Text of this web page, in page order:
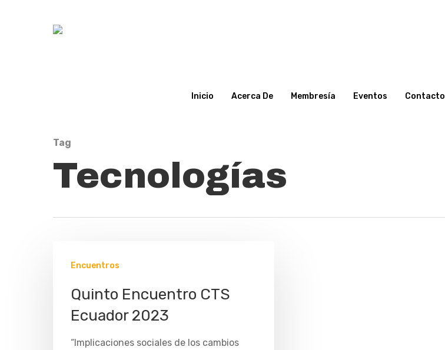
Inicio Acerca De Membresía Eventos Contacto
Tag
Tecnologías
Encuentros
Quinto Encuentro CTS
Ecuador 2023
“Implicaciones sociales de los cambios